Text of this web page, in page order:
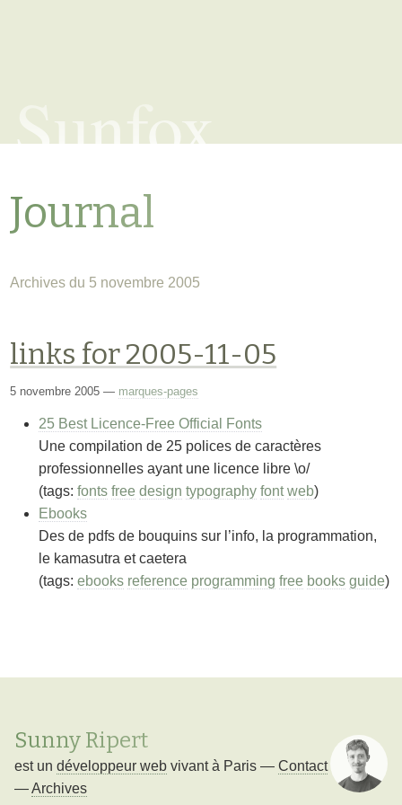
Sunfox
Journal
Archives du 5 novembre 2005
links for 2005-11-05
5 novembre 2005— marques-pages
25 Best Licence-Free Official Fonts
Une compilation de 25 polices de caractères
professionnelles ayant une licence libre \o/
(tags:fonts free design typography font web)
Ebooks
Des de pdfs de bouquins sur l’info, la programmation,
le kamasutra et caetera
(tags:ebooks reference programming free books guide)
Sunny Ripert
est un développeur web vivant à Paris — Contact
—Archives